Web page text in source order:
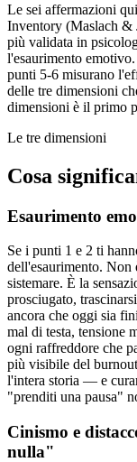
Le sei affermazioni
Inventory (Maslach &
più validata in
l'esaurimento
punti 5-6 misurano
delle tre dimensioni
dimensioni è il primo
Le tre dimensioni
Cosa
Esaurimento
Se i punti 1 e 2 ti
dell'esaurimento. Non
sistemare. È la
prosciugato,
ancora che oggi sia
mal di testa, tensione
ogni raffreddore che
più visibile del
l'intera storia — e
"prenditi una pausa"
Cinismo e
nulla"